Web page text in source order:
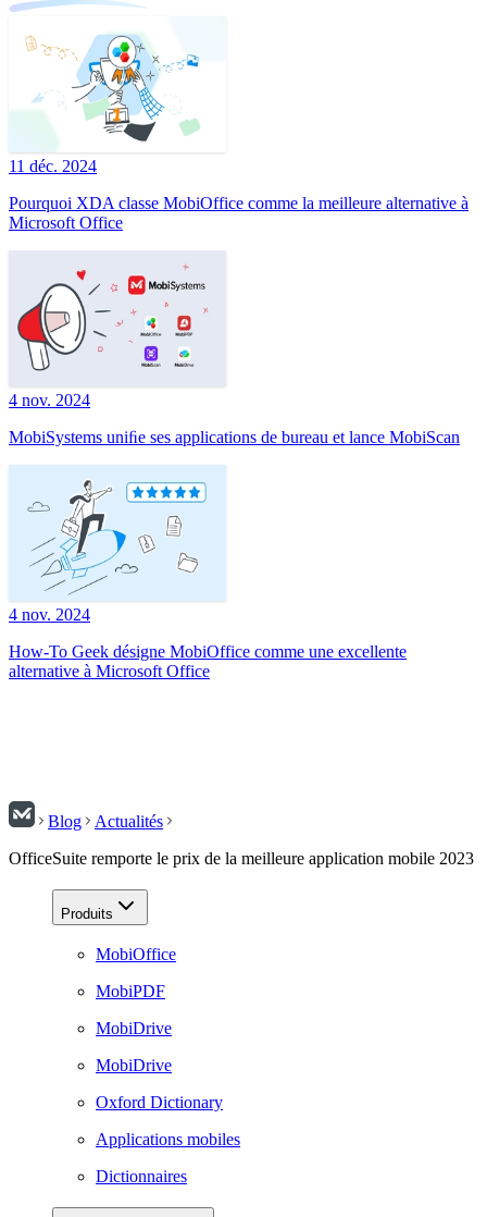
11 déc. 2024
Pourquoi XDA classe MobiOffice comme la meilleure alternative à
Microsoft Office
4 nov. 2024
MobiSystems uniﬁe ses applications de bureau et lance MobiScan
4 nov. 2024
How-To Geek désigne MobiOffice comme une excellente
alternative à Microsoft Office
Blog
Actualités
OfficeSuite remporte le prix de la meilleure application mobile 2023
Produits
MobiOffice
MobiPDF
MobiDrive
MobiDrive
Oxford Dictionary
Applications mobiles
Dictionnaires